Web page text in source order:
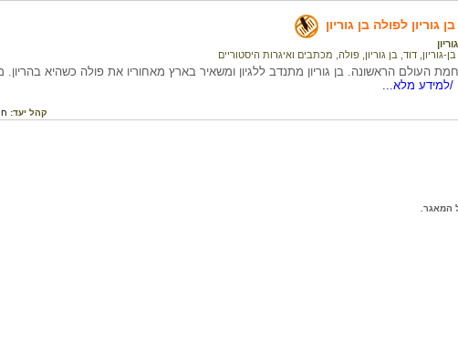
גוריון לפולה בן גוריון
בן-גוריון, דוד בן גוריון, פולה מכתבים ואיגרות היסטוריים
העולם הראשונה. בן גוריון מתנדב ללגיון ומשאיר בארץ מאחוריו את פולה כשהיא בהריון.
/למידע מלא...
קהל יעד:
המאגר.